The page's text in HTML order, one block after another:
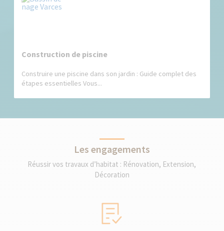
Construction de piscine
Construire une piscine dans son jardin : Guide complet des
étapes essentielles Vous...
Les engagements
Réussir vos travaux d’habitat : Rénovation, Extension,
Décoration